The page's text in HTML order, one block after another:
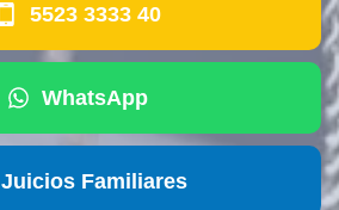
5523 3333 40
WhatsApp
Juicios Familiares